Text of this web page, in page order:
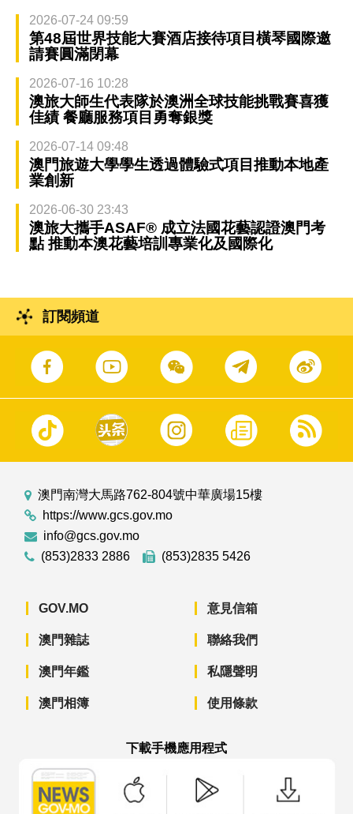
2026-07-24 09:59
第48屆世界技能大賽酒店接待項目橫琴國際邀
請賽圓滿閉幕
2026-07-16 10:28
澳旅大師生代表隊於澳洲全球技能挑戰賽喜獲
佳績 餐廳服務項目勇奪銀獎
2026-07-14 09:48
澳門旅遊大學學生透過體驗式項目推動本地產
業創新
2026-06-30 23:43
澳旅大攜手ASAF® 成立法國花藝認證澳門考
點 推動本澳花藝培訓專業化及國際化
訂閱頻道
澳門南灣大馬路762-804號中華廣場15樓
https://www.gcs.gov.mo
info@gcs.gov.mo
(853)2833 2886
(853)2835 5426
GOV.MO
澳門雜誌
澳門年鑑
澳門相簿
意見信箱
聯絡我們
私隱聲明
使用條款
下載手機應用程式